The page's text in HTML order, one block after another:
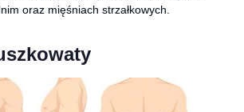
oraz mięśniach strzałkowych.